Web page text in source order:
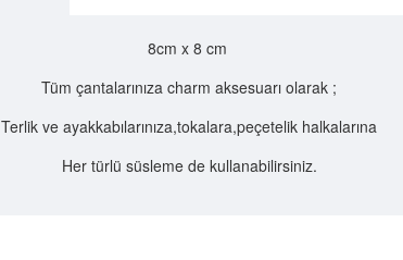
8cm x 8 cm
Tüm çantalarınıza charm aksesuarı olarak ;
Terlik ve ayakkabılarınıza,tokalara,peçetelik halkalarına
Her türlü süsleme de kullanabilirsiniz.